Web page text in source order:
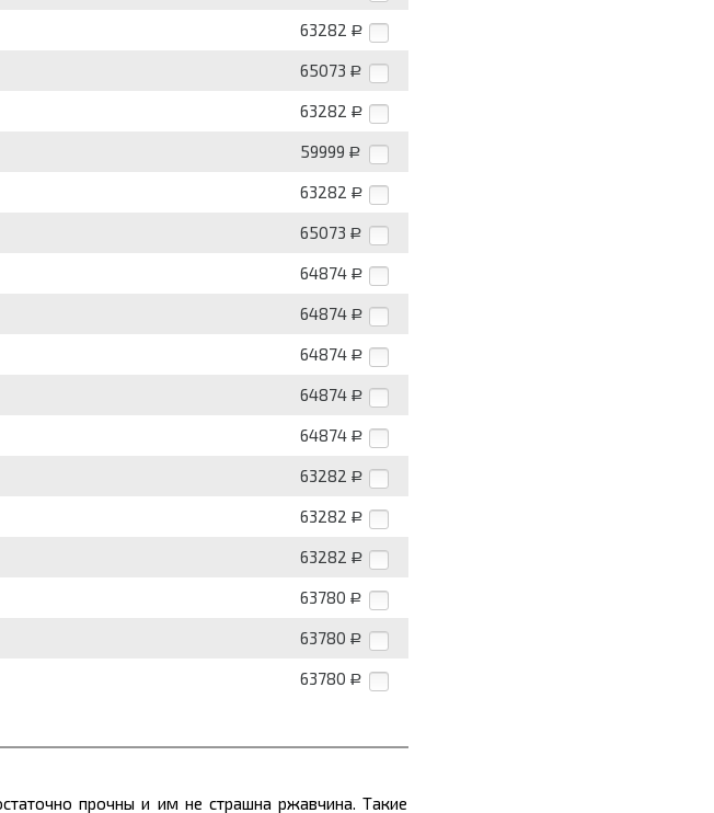
63282 Р
65073 Р
63282 Р
59999 Р
63282 Р
65073 Р
64874 Р
64874 Р
64874 Р
64874 Р
64874 Р
63282 Р
63282 Р
63282 Р
63780 Р
63780 Р
63780 Р
прочны и им не страшна ржавчина. Такие